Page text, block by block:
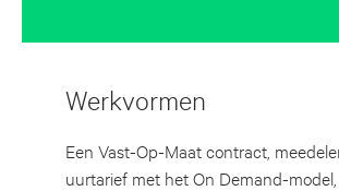
Werkvormen
Een Vast-Op-Maat contract,
uurtarief met het On Demand-